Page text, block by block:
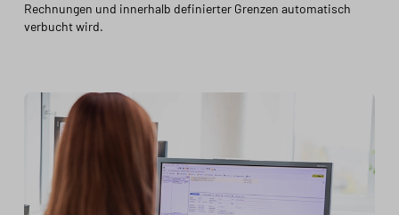
Rechnungen und innerhalb definierter Grenzen automatisch
verbucht wird.